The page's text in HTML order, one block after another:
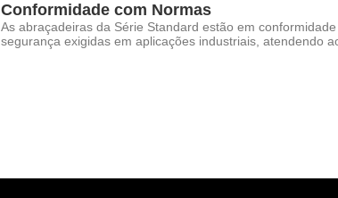
Conformidade com Normas
As abraçadeiras da Série Standard estão em
segurança exigidas em aplicações industriais, atendendo